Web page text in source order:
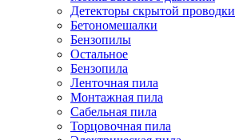
Детекторы скрытой проводки
Бетономешалки
Бензопилы
Остальное
Бензопила
Ленточная пила
Монтажная пила
Сабельная пила
Торцовочная пила